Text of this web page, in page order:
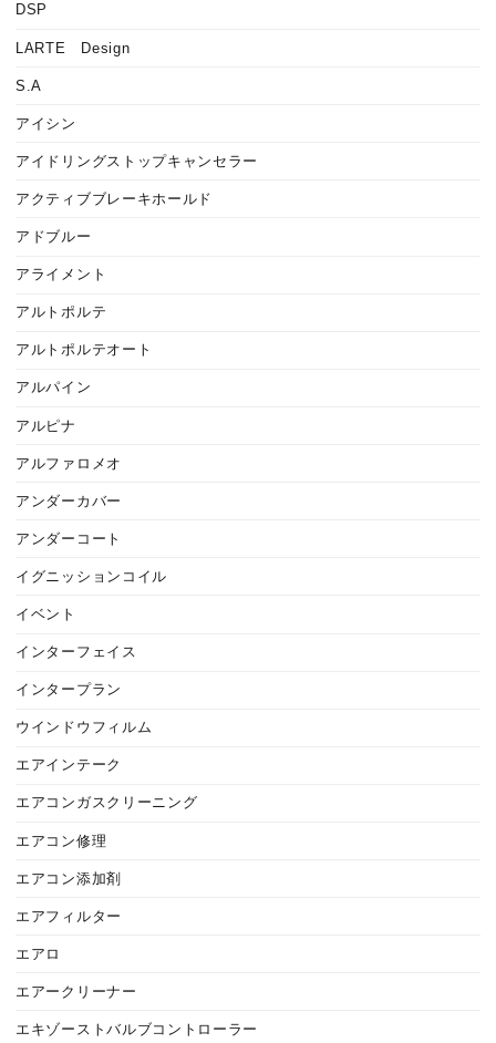
DSP
LARTE Design
S.A
アイシン
アイドリングストップキャンセラー
アクティブブレーキホールド
アドブルー
アライメント
アルトポルテ
アルトポルテオート
アルパイン
アルピナ
アルファロメオ
アンダーカバー
アンダーコート
イグニッションコイル
イベント
インターフェイス
インタープラン
ウインドウフィルム
エアインテーク
エアコンガスクリーニング
エアコン修理
エアコン添加剤
エアフィルター
エアロ
エアークリーナー
エキゾーストバルブコントローラー